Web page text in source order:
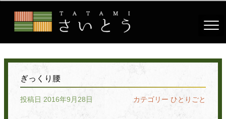
ぎっくり腰
投稿日 2016年9月28日 カテゴリー ひとりごと